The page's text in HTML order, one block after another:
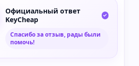
Официальный ответ
KeyCheap
Спасибо за отзыв, рады были
помочь!